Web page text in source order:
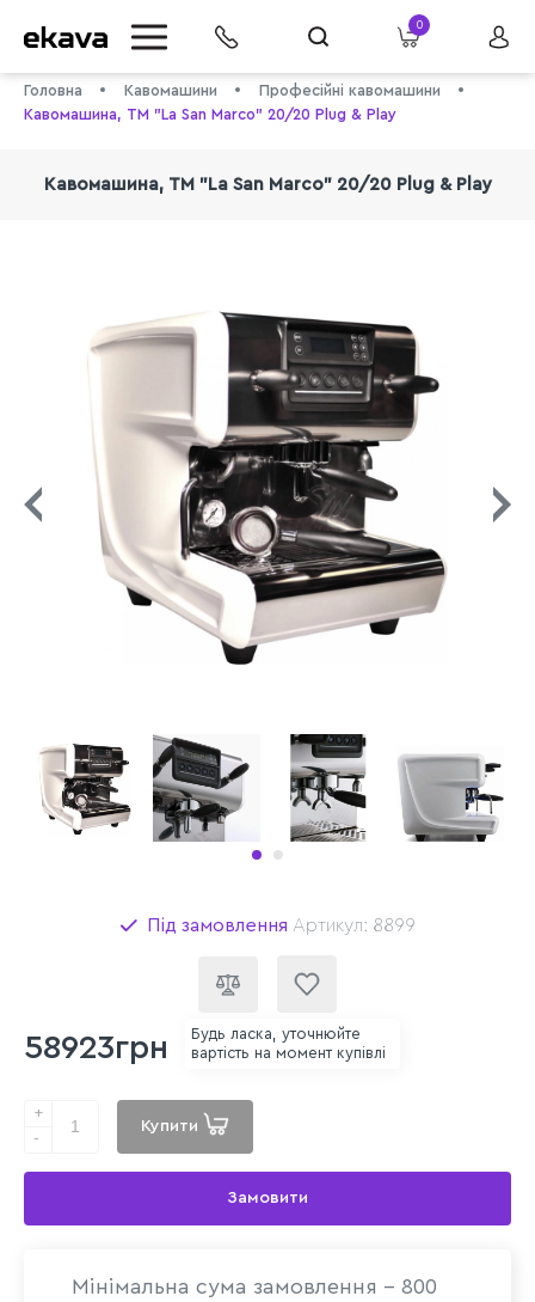
info@ekava.com.ua
0
Головна Кавомашини
Професійні кавомашини
Кавомашина, TM "La San Marco" 20/20 Plug & Play
Кавомашина, TM "La San Marco" 20/20 Plug & Play
Під замовлення Артикул: 8899
58923грн
Будь ласка, уточнюйте
вартість на момент купівлі
+
-
Купити
Замовити
Мінімальна сума замовлення - 800